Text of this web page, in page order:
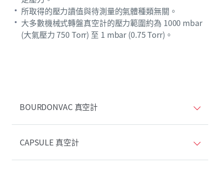
所取得的壓力讀值與待測量的氣體種類無關。
大多數機械式轉盤真空計的壓力範圍約為 1000 mbar
(大氣壓力 750 Torr) 至 1 mbar (0.75 Torr)。
BOURDONVAC 真空計
CAPSULE 真空計